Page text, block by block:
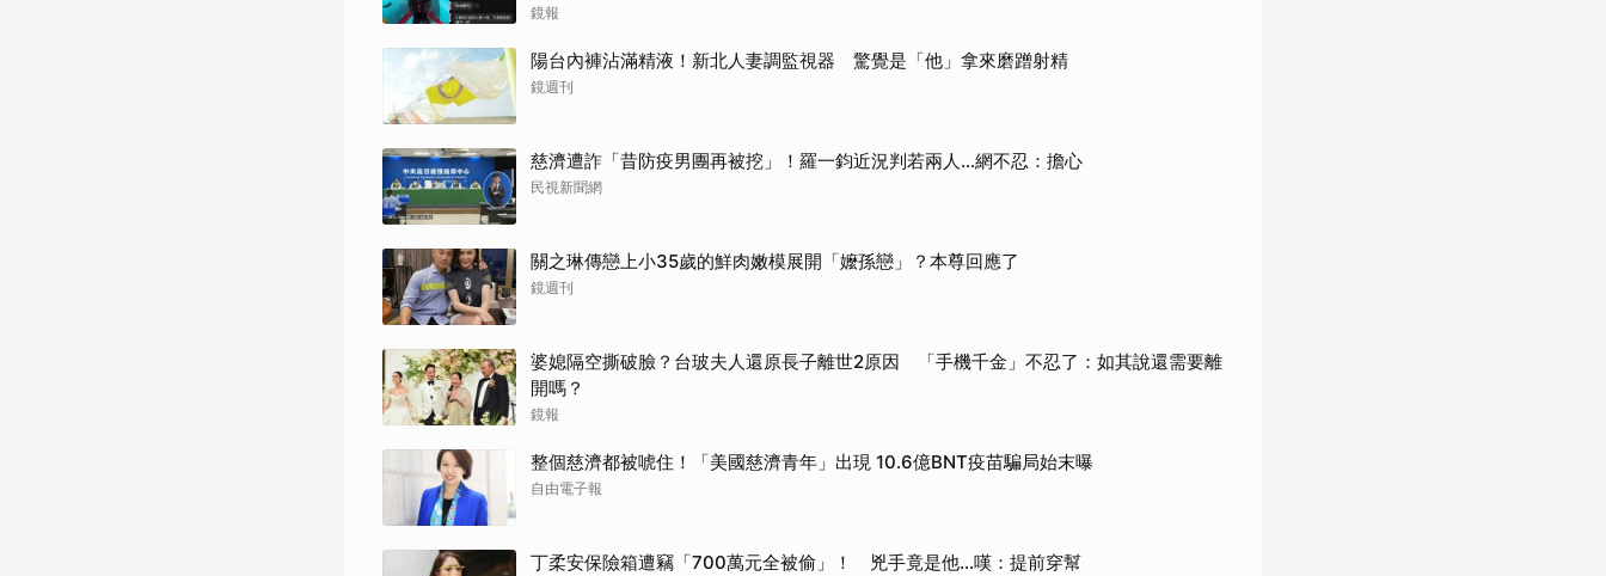
鏡報
陽台內褲沾滿精液！新北人妻調監視器 驚覺是「他」拿來磨蹭射精
鏡週刊
慈濟遭詐「昔防疫男團再被挖」！羅一鈞近況判若兩人…網不忍：擔心
民視新聞網
關之琳傳戀上小35歲的鮮肉嫩模展開「嬤孫戀」？本尊回應了
鏡週刊
婆媳隔空撕破臉？台玻夫人還原長子離世2原因 「手機千金」不忍了：如其說還需要離
開嗎？
鏡報
整個慈濟都被唬住！「美國慈濟青年」出現 10.6億BNT疫苗騙局始末曝
自由電子報
丁柔安保險箱遭竊「700萬元全被偷」！ 兇手竟是他...嘆：提前穿幫